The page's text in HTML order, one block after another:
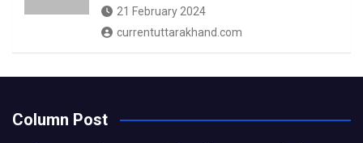
21 February 2024
currentuttarakhand.com
Column Post